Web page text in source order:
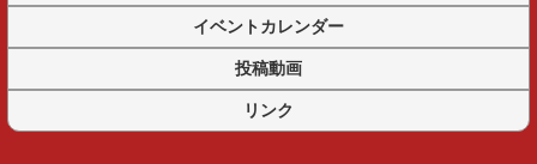
イベントカレンダー
投稿動画
リンク